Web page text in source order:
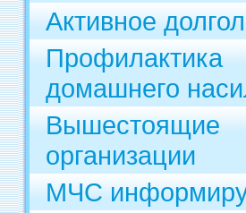
Активное
Профилактика
домашнего
Вышестоящие
организации
МЧС